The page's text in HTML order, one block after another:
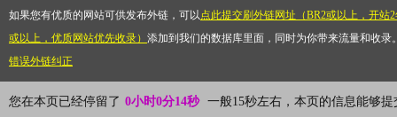
如果您有优质的网站可供发布外链，可以点此提交刷外链网址（BR2或以上，开站
或以上，优质网站优先收录） 添加到我们的数据库里面，同时为你带来流量和收录
错误外链纠正
您在本页已经停留了 0小时0分14秒 一般15秒左右，本页的信息能够提